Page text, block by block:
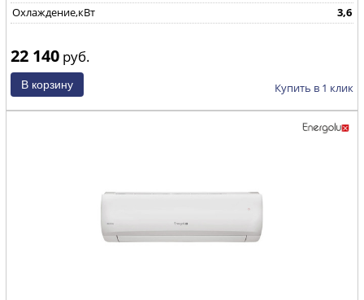
Охлаждение,кВт
3,6
22 140 руб.
Купить в 1 клик